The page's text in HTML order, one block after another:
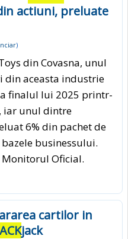
actiuni, preluate
)
din Covasna, unul
din aceasta industrie
finalul lui 2025 printr-
iar unul dintre
6% din pachet de
businessului.
Oficial.
cartilor in
jack